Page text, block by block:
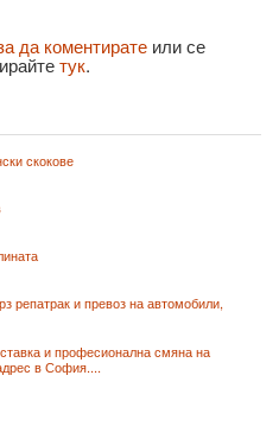
да коментиратеили се
тук.
скокове
и превоз на автомобили,
и професионална смяна на
в София....